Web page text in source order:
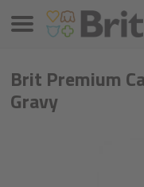
Brit Premium
Gravy
Meniu